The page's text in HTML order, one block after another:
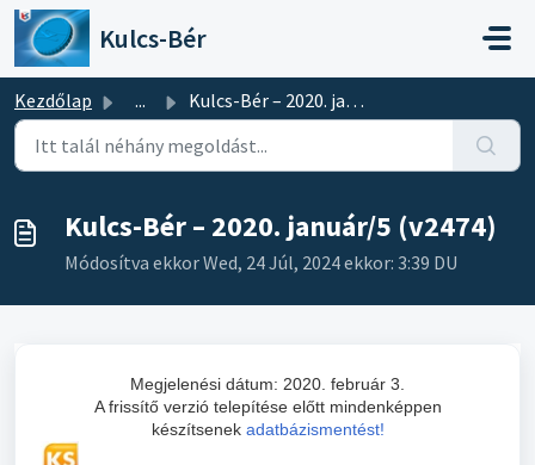
Kihagyás a tartalom megtartásához
Kulcs-Bér
Kezdőlap ... Kulcs-Bér – 2020. január/5 (v2474)
Kulcs-Bér – 2020. január/5 (v2474)
Módosítva ekkor Wed, 24 Júl, 2024 ekkor: 3:39 DU
Megjelenési dátum: 2020. február 3.
A frissítő verzió telepítése előtt mindenképpen
készítsenek adatbázismentést!